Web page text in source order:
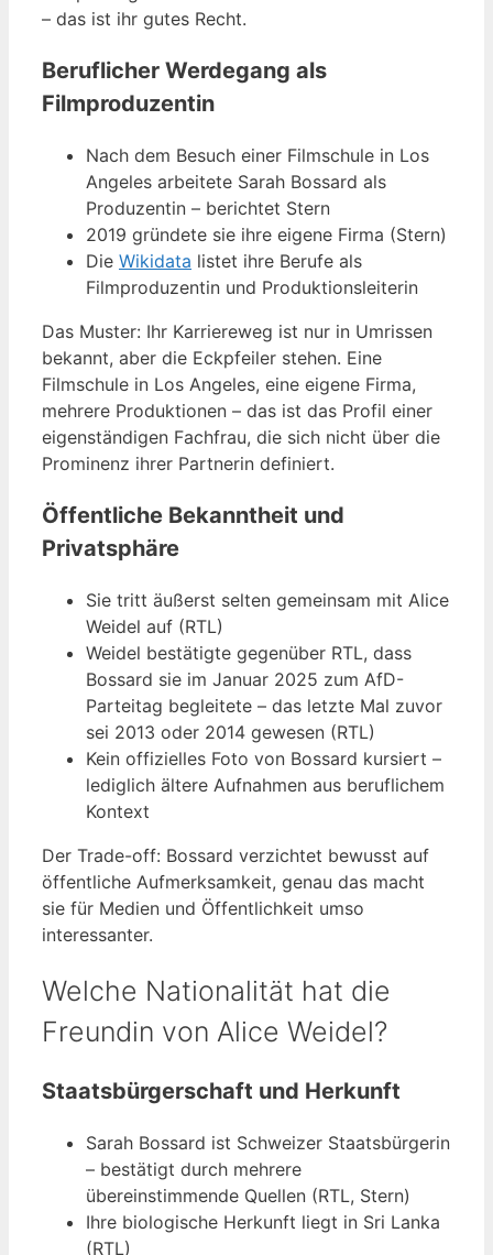
– das ist ihr gutes Recht.
Beruflicher Werdegang als
Filmproduzentin
Nach dem Besuch einer Filmschule in Los
Angeles arbeitete Sarah Bossard als
Produzentin – berichtet Stern
2019 gründete sie ihre eigene Firma (Stern)
Die Wikidata listet ihre Berufe als
Filmproduzentin und Produktionsleiterin
Das Muster: Ihr Karriereweg ist nur in Umrissen
bekannt, aber die Eckpfeiler stehen. Eine
Filmschule in Los Angeles, eine eigene Firma,
mehrere Produktionen – das ist das Profil einer
eigenständigen Fachfrau, die sich nicht über die
Prominenz ihrer Partnerin definiert.
Öffentliche Bekanntheit und
Privatsphäre
Sie tritt äußerst selten gemeinsam mit Alice
Weidel auf (RTL)
Weidel bestätigte gegenüber RTL, dass
Bossard sie im Januar 2025 zum AfD-
Parteitag begleitete – das letzte Mal zuvor
sei 2013 oder 2014 gewesen (RTL)
Kein offizielles Foto von Bossard kursiert –
lediglich ältere Aufnahmen aus beruflichem
Kontext
Der Trade-off: Bossard verzichtet bewusst auf
öffentliche Aufmerksamkeit, genau das macht
sie für Medien und Öffentlichkeit umso
interessanter.
Welche Nationalität hat die
Freundin von Alice Weidel?
Staatsbürgerschaft und Herkunft
Sarah Bossard ist Schweizer Staatsbürgerin
– bestätigt durch mehrere
übereinstimmende Quellen (RTL, Stern)
Ihre biologische Herkunft liegt in Sri Lanka
(RTL)